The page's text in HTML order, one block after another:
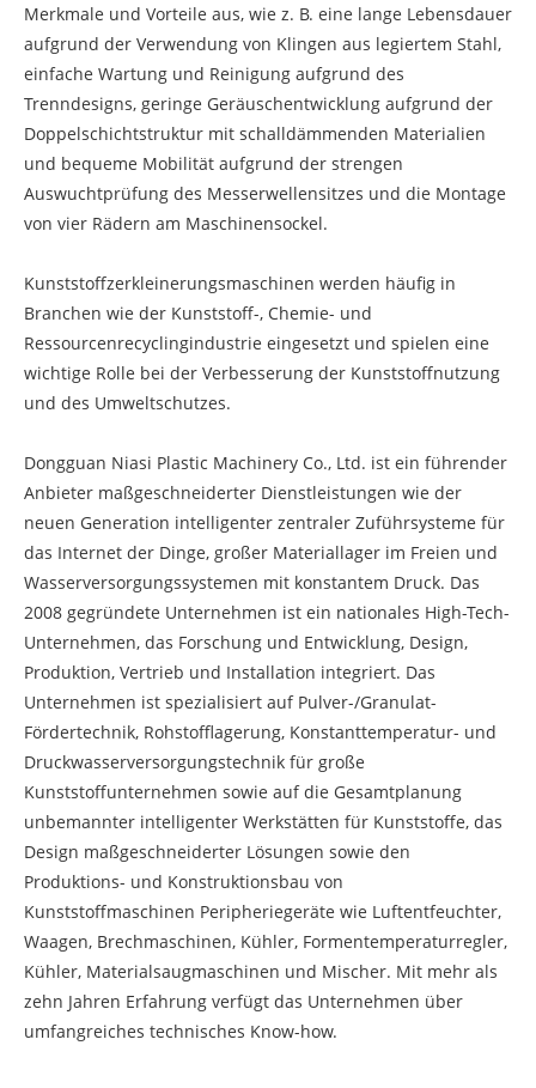
Merkmale und Vorteile aus, wie z. B. eine lange Lebensdauer
aufgrund der Verwendung von Klingen aus legiertem Stahl,
einfache Wartung und Reinigung aufgrund des
Trenndesigns, geringe Geräuschentwicklung aufgrund der
Doppelschichtstruktur mit schalldämmenden Materialien
und bequeme Mobilität aufgrund der strengen
Auswuchtprüfung des Messerwellensitzes und die Montage
von vier Rädern am Maschinensockel.
Kunststoffzerkleinerungsmaschinen werden häufig in
Branchen wie der Kunststoff-, Chemie- und
Ressourcenrecyclingindustrie eingesetzt und spielen eine
wichtige Rolle bei der Verbesserung der Kunststoffnutzung
und des Umweltschutzes.
Dongguan Niasi Plastic Machinery Co., Ltd. ist ein führender
Anbieter maßgeschneiderter Dienstleistungen wie der
neuen Generation intelligenter zentraler Zuführsysteme für
das Internet der Dinge, großer Materiallager im Freien und
Wasserversorgungssystemen mit konstantem Druck. Das
2008 gegründete Unternehmen ist ein nationales High-Tech-
Unternehmen, das Forschung und Entwicklung, Design,
Produktion, Vertrieb und Installation integriert. Das
Unternehmen ist spezialisiert auf Pulver-/Granulat-
Fördertechnik, Rohstofflagerung, Konstanttemperatur- und
Druckwasserversorgungstechnik für große
Kunststoffunternehmen sowie auf die Gesamtplanung
unbemannter intelligenter Werkstätten für Kunststoffe, das
Design maßgeschneiderter Lösungen sowie den
Produktions- und Konstruktionsbau von
Kunststoffmaschinen Peripheriegeräte wie Luftentfeuchter,
Waagen, Brechmaschinen, Kühler, Formentemperaturregler,
Kühler, Materialsaugmaschinen und Mischer. Mit mehr als
zehn Jahren Erfahrung verfügt das Unternehmen über
umfangreiches technisches Know-how.